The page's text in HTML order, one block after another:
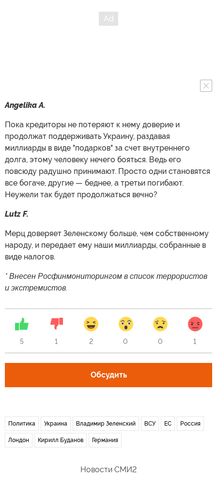
Angelika A.
Пока кредиторы не потеряют к нему доверие и
продолжат поддерживать Украину, раздавая
миллиарды в виде "подарков" за счет внутреннего
долга, этому человеку нечего бояться. Ведь его
повсюду радушно принимают. Просто одни становятся
все богаче, другие — беднее, а третьи погибают.
Неужели так будет продолжаться вечно?
Lutz F.
Мерц доверяет Зеленскому больше, чем собственному
народу, и передает ему наши миллиарды, собранные в
виде налогов.
* Внесен Росфинмониторингом в список террористов
и экстремистов.
5 1 2 0 0 1
Обсудить
Политика Украина Владимир Зеленский ВСУ ЕС Россия
Лондон Кирилл Буданов Германия
Новости СМИ2